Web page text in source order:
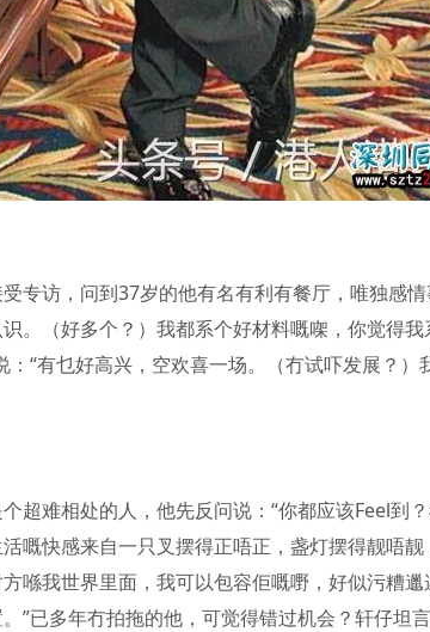
专访，问到37岁的他有名有利有餐厅，唯独感情
。（好多个？）我都系个好材料嘅㗎，你觉得
：“有乜好高兴，空欢喜一场。（冇试吓发展？
超难相处的人，他先反问说：“你都应该Feel到
嘅快感来自一只叉摆得正唔正，盏灯摆得靓唔
喺我世界里面，我可以包容佢嘅嘢，好似污糟
”已多年冇拍拖的他，可觉得错过机会？轩仔坦